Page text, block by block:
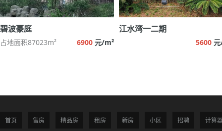
碧波豪庭
占地面积87023m² 6900 元/m²
江水湾一二期
5600
首页 售房 精品房 租房 新房 小区 招聘 计算